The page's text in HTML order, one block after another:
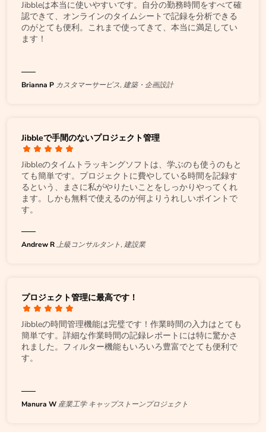
Jibbleは本当に使いやすいです。自分の勤務時間をすべて確
認できて、オンラインのタイムシートで記録を分析できる
のがとても便利。これまで使ってきて、本当に満足してい
ます！
Brianna P カスタマーサービス, 建築・企画設計
Jibbleで手間のないプロジェクト管理
Jibbleのタイムトラッキングソフトは、学ぶのも使うのもと
ても簡単です。プロジェクトに費やしている時間を記録す
るという、まさに私がやりたいことをしっかりやってくれ
ます。しかも無料で使えるのが何よりうれしいポイントで
す。
Andrew R上級コンサルタント, 建設業
プロジェクト管理に最高です！
Jibbleの時間管理機能は完璧です！作業時間の入力はとても
簡単です。詳細な作業時間の記録レポートには特に驚かさ
れました。フィルター機能もいろいろ豊富でとても便利で
す。
Manura W 産業工学 キャップストーンプロジェクト